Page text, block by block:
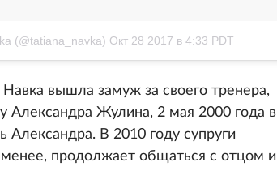
(@tatiana_navka) Окт 28 2017 в 4:33 PDT
вышла замуж за своего тренера,
Александра Жулина, 2 мая 2000 года в
В 2010 году супруги
продолжает общаться с отцом и